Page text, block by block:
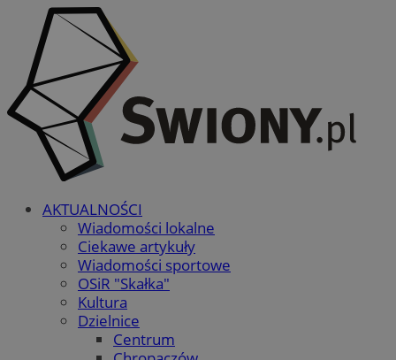
AKTUALNOŚCI
Wiadomości lokalne
Ciekawe artykuły
Wiadomości sportowe
OSiR "Skałka"
Kultura
Dzielnice
Centrum